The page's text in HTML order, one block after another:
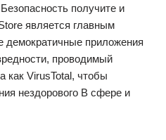
получите и
является главным
демократичные приложения
проводимый
как VirusTotal, чтобы
нездорового В сфере и